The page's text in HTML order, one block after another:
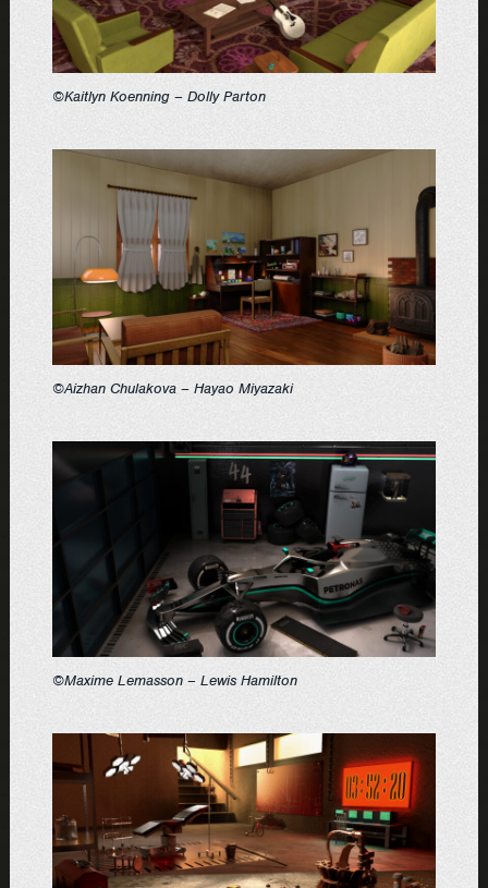
©Kaitlyn Koenning – Dolly Parton
©Aizhan Chulakova – Hayao Miyazaki
©Maxime Lemasson – Lewis Hamilton